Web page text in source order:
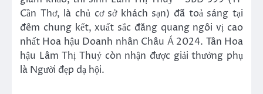
Cần Thơ, là chủ cơ sở khách sạn) đã toả sáng tại
đêm chung kết, xuất sắc đăng quang ngôi vị cao
nhất Hoa hậu Doanh nhân Châu Á 2024. Tân Hoa
hậu Lâm Thị Thuỷ còn nhận được giải thưởng phụ
là Người đẹp dạ hội.